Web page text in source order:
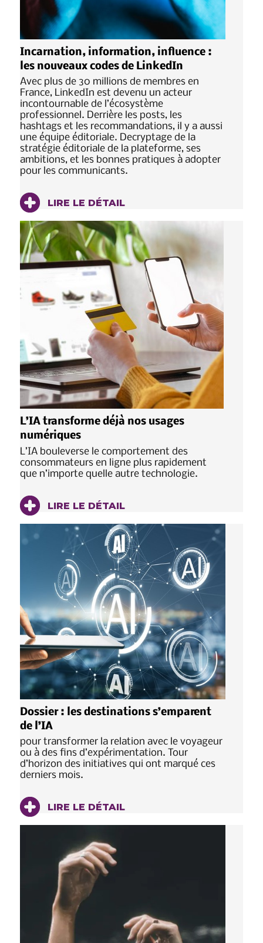
Incarnation, information, influence :
les nouveaux codes de LinkedIn
Avec plus de 30 millions de membres en
France, LinkedIn est devenu un acteur
incontournable de l’écosystème
professionnel. Derrière les posts, les
hashtags et les recommandations, il y a aussi
une équipe éditoriale. Decryptage de la
stratégie éditoriale de la plateforme, ses
ambitions, et les bonnes pratiques à adopter
pour les communicants.
LIRE LE DÉTAIL
L’IA transforme déjà nos usages
numériques
L’IA bouleverse le comportement des
consommateurs en ligne plus rapidement
que n’importe quelle autre technologie.
LIRE LE DÉTAIL
Dossier : les destinations s’emparent
de l’IA
pour transformer la relation avec le voyageur
ou à des fins d’expérimentation. Tour
d’horizon des initiatives qui ont marqué ces
derniers mois.
LIRE LE DÉTAIL